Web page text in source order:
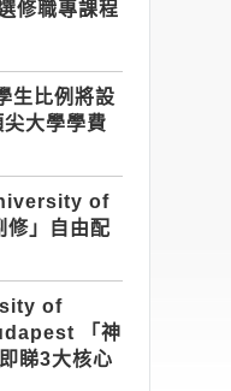
修職專課程
生比例將設
尖大學學費
of
」自由配
of
「神
睇3大核心